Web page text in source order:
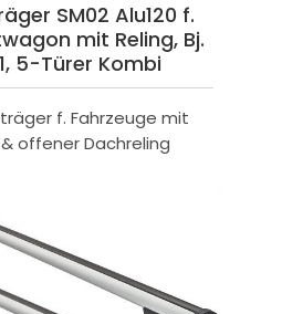
SM02 Alu120 f.
mit Reling, Bj.
5-Türer Kombi
f. Fahrzeuge mit
offener Dachreling